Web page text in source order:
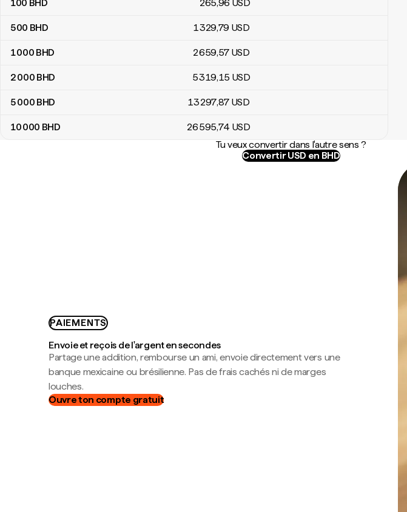
100 BHD 265,96 USD
500 BHD 1 329,79 USD
1 000 BHD 2 659,57 USD
2 000 BHD 5 319,15 USD
5 000 BHD 13 297,87 USD
10 000 BHD 26 595,74 USD
Tu veux convertir dans l'autre sens ?
Convertir USD en BHD
PAIEMENTS
Envoie et reçois de l'argent en secondes
Partage une addition, rembourse un ami, envoie directement vers une
banque mexicaine ou brésilienne. Pas de frais cachés ni de marges
louches.
Ouvre ton compte gratuit